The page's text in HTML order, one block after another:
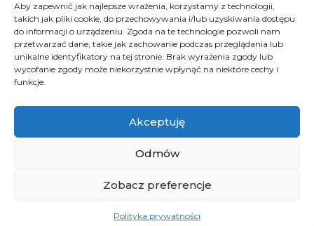
Aby zapewnić jak najlepsze wrażenia, korzystamy z technologii,
takich jak pliki cookie, do przechowywania i/lub uzyskiwania dostępu
do informacji o urządzeniu. Zgoda na te technologie pozwoli nam
przetwarzać dane, takie jak zachowanie podczas przeglądania lub
unikalne identyfikatory na tej stronie. Brak wyrażenia zgody lub
wycofanie zgody może niekorzystnie wpłynąć na niektóre cechy i
funkcje.
Akceptuję
Odmów
Zobacz preferencje
Polityka prywatności
Design